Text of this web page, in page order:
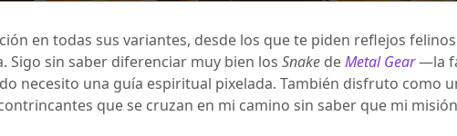
en todas sus variantes, desde los que te piden reflejos
sin saber diferenciar muy bien los Snake deMetal Gear—la
necesito una guía espiritual pixelada. También disfruto como
que se cruzan en mi camino sin saber que mi